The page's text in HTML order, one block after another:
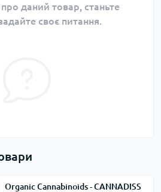
даний товар, станьте
своє питання.
Organic Cannabinoids - CANNADISS